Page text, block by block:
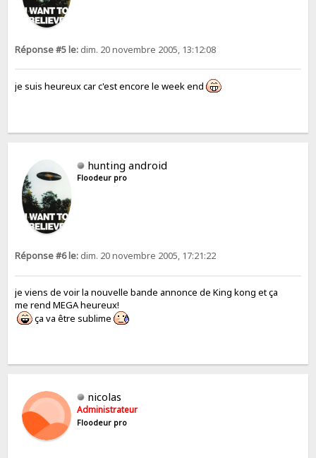
Réponse #5 le: dim. 20 novembre 2005, 13:12:08
je suis heureux car c'est encore le week end
hunting android
Floodeur pro
Réponse #6 le: dim. 20 novembre 2005, 17:21:22
je viens de voir la nouvelle bande annonce de King kong et ça
me rend MEGA heureux!
ça va être sublime
nicolas
Administrateur
Floodeur pro